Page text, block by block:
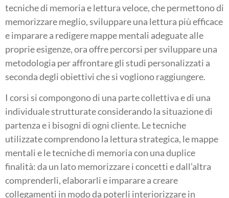
tecniche di memoria e lettura veloce, che permettono di
memorizzare meglio, sviluppare una lettura più efficace
e imparare a redigere mappe mentali adeguate alle
proprie esigenze, ora offre percorsi per sviluppare una
metodologia per affrontare gli studi personalizzati a
seconda degli obiettivi che si vogliono raggiungere.
I corsi si compongono di una parte collettiva e di una
individuale strutturate considerando la situazione di
partenza e i bisogni di ogni cliente. Le tecniche
utilizzate comprendono la lettura strategica, le mappe
mentali e le tecniche di memoria con una duplice
finalità: da un lato memorizzare i concetti e dall’altra
comprenderli, elaborarli e imparare a creare
collegamenti in modo da poterli interiorizzare in